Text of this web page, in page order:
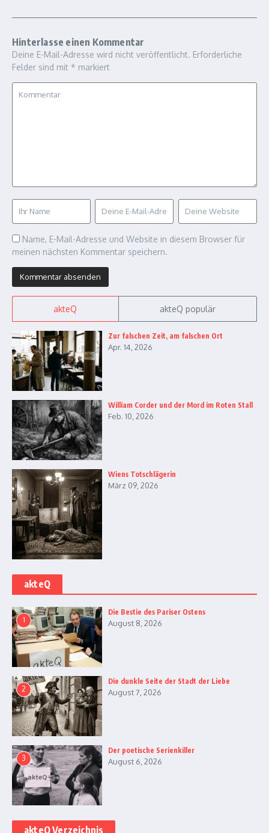
Hinterlasse einen Kommentar
Deine E-Mail-Adresse wird nicht veröffentlicht. Erforderliche
Felder sind mit * markiert
Name, E-Mail-Adresse und Website in diesem Browser für
meinen nächsten Kommentar speichern.
akteQ akteQ populär
Zur falschen Zeit, am falschen Ort
Apr. 14, 2026
William Corder und der Mord im Roten Stall
Feb. 10, 2026
Wiens Totschlägerin
März 09, 2026
akteQ
1
Die Bestie des Pariser Ostens
August 8, 2026
2
Die dunkle Seite der Stadt der Liebe
August 7, 2026
3
Der poetische Serienkiller
August 6, 2026
akteQ Verzeichnis